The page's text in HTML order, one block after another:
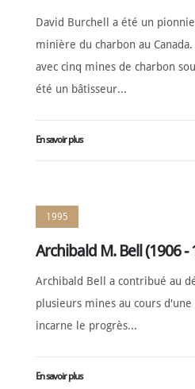
David Burchell a été un
minière du charbon au
avec cinq mines de charbon
été un bâtisseur...
En savoir plus
1995
Archibald M. Bell (1906 -
Archibald Bell a contribué au
plusieurs mines au cours
incarne le progrès...
En savoir plus